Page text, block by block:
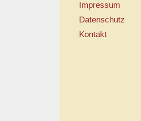
Impressum
Datenschutz
Kontakt